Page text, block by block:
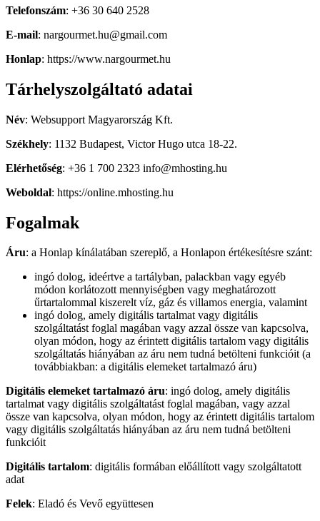
Telefonszám: +36 30 640 2528
E-mail: nargourmet.hu@gmail.com
Honlap: https://www.nargourmet.hu
Tárhelyszolgáltató adatai
Név: Websupport Magyarország Kft.
Székhely: 1132 Budapest, Victor Hugo utca 18-22.
Elérhetőség: +36 1 700 2323 info@mhosting.hu
Weboldal: https://online.mhosting.hu
Fogalmak
Áru: a Honlap kínálatában szereplő, a Honlapon értékesítésre szánt:
ingó dolog, ideértve a tartályban, palackban vagy egyéb
módon korlátozott mennyiségben vagy meghatározott
űrtartalommal kiszerelt víz, gáz és villamos energia, valamint
ingó dolog, amely digitális tartalmat vagy digitális
szolgáltatást foglal magában vagy azzal össze van kapcsolva,
olyan módon, hogy az érintett digitális tartalom vagy digitális
szolgáltatás hiányában az áru nem tudná betölteni funkcióit (a
továbbiakban: a digitális elemeket tartalmazó áru)
Digitális elemeket tartalmazó áru: ingó dolog, amely digitális
tartalmat vagy digitális szolgáltatást foglal magában, vagy azzal
össze van kapcsolva, olyan módon, hogy az érintett digitális tartalom
vagy digitális szolgáltatás hiányában az áru nem tudná betölteni
funkcióit
Digitális tartalom: digitális formában előállított vagy szolgáltatott
adat
Felek: Eladó és Vevő együttesen